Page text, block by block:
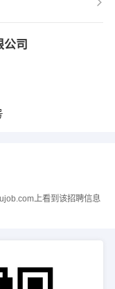
司
上看到该招聘信息